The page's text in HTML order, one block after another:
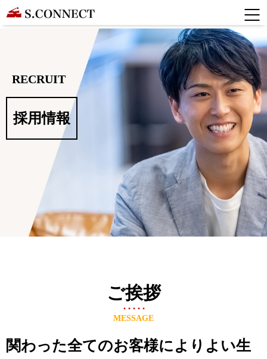
RECRUIT
採用情報
ご挨拶
MESSAGE
関わった全てのお客様によりよい生